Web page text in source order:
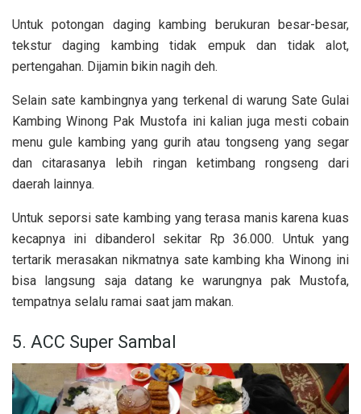
Untuk potongan daging kambing berukuran besar-besar,
tekstur daging kambing tidak empuk dan tidak alot,
pertengahan. Dijamin bikin nagih deh.
Selain sate kambingnya yang terkenal di warung Sate Gulai
Kambing Winong Pak Mustofa ini kalian juga mesti cobain
menu gule kambing yang gurih atau tongseng yang segar
dan citarasanya lebih ringan ketimbang rongseng dari
daerah lainnya.
Untuk seporsi sate kambing yang terasa manis karena kuas
kecapnya ini dibanderol sekitar Rp 36.000. Untuk yang
tertarik merasakan nikmatnya sate kambing kha Winong ini
bisa langsung saja datang ke warungnya pak Mustofa,
tempatnya selalu ramai saat jam makan.
5. ACC Super Sambal